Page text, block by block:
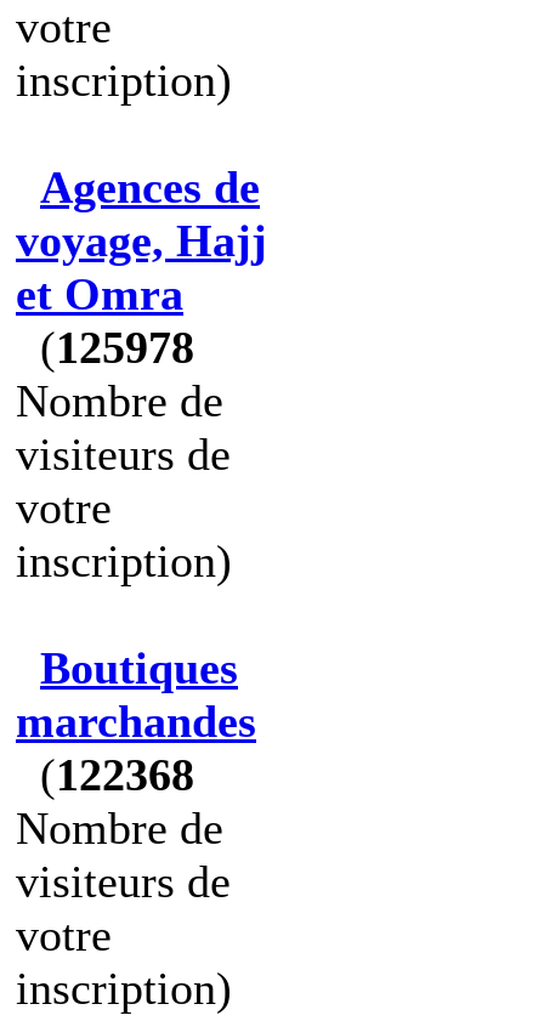
votre
inscription)
Agences de
voyage, Hajj
et Omra
(125978
Nombre de
visiteurs de
votre
inscription)
Boutiques
marchandes
(122368
Nombre de
visiteurs de
votre
inscription)